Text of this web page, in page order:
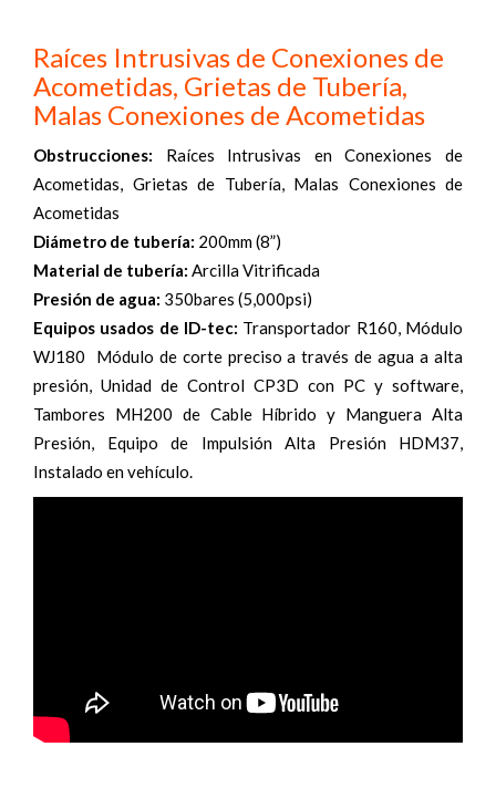
Raíces Intrusivas de Conexiones de
Acometidas, Grietas de Tubería,
Malas Conexiones de Acometidas
Obstrucciones: Raíces Intrusivas en Conexiones de
Acometidas, Grietas de Tubería, Malas Conexiones de
Acometidas
Diámetro de tubería: 200mm (8”)
Material de tubería: Arcilla Vitrificada
Presión de agua: 350bares (5,000psi)
Equipos usados de ID-tec: Transportador R160, Módulo
WJ180 Módulo de corte preciso a través de agua a alta
presión, Unidad de Control CP3D con PC y software,
Tambores MH200 de Cable Híbrido y Manguera Alta
Presión, Equipo de Impulsión Alta Presión HDM37,
Instalado en vehículo.